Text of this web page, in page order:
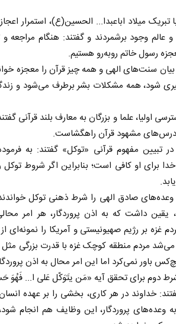
میلاد اباعبدا... الحسین(ع)، استمرار
وجود برشمردند و گفتند: هنگام مراجعه و
رسول خاتم روبه‌رو هستیم.
سنت‌های الهی و همه چیز قرآن را معجزه
شود، همه مشکلات بشر برطرف می‌شود و
اولیا، علما و بزرگان به معارف بلند قرآنی
درس‌های مشهود قرآن راهگشاست.
مفهوم قرآنی «توکل» گفتند: به
برای او کافی است؛ بنابراین اگر شروط
وعده‌های صادق الهی را شرط ذهنی توکل خواندند
داشت که به اذن پروردگار، هر امر
غزه بر رژیم صهیونیستی و آمریکا را نمونه‌ای
می‌شد مردم منطقه کوچک غزه با قدرت بزرگی
باور نمی‌کرد اما این امر محال به اذن
دوم برای تحقق آیه «مَن یتَوَکّل عَلی ا... فَهُوَ
خداوند در هر کاری، بخشی را بر عهده
وعده‌های پروردگار، این وظایف هم انجام